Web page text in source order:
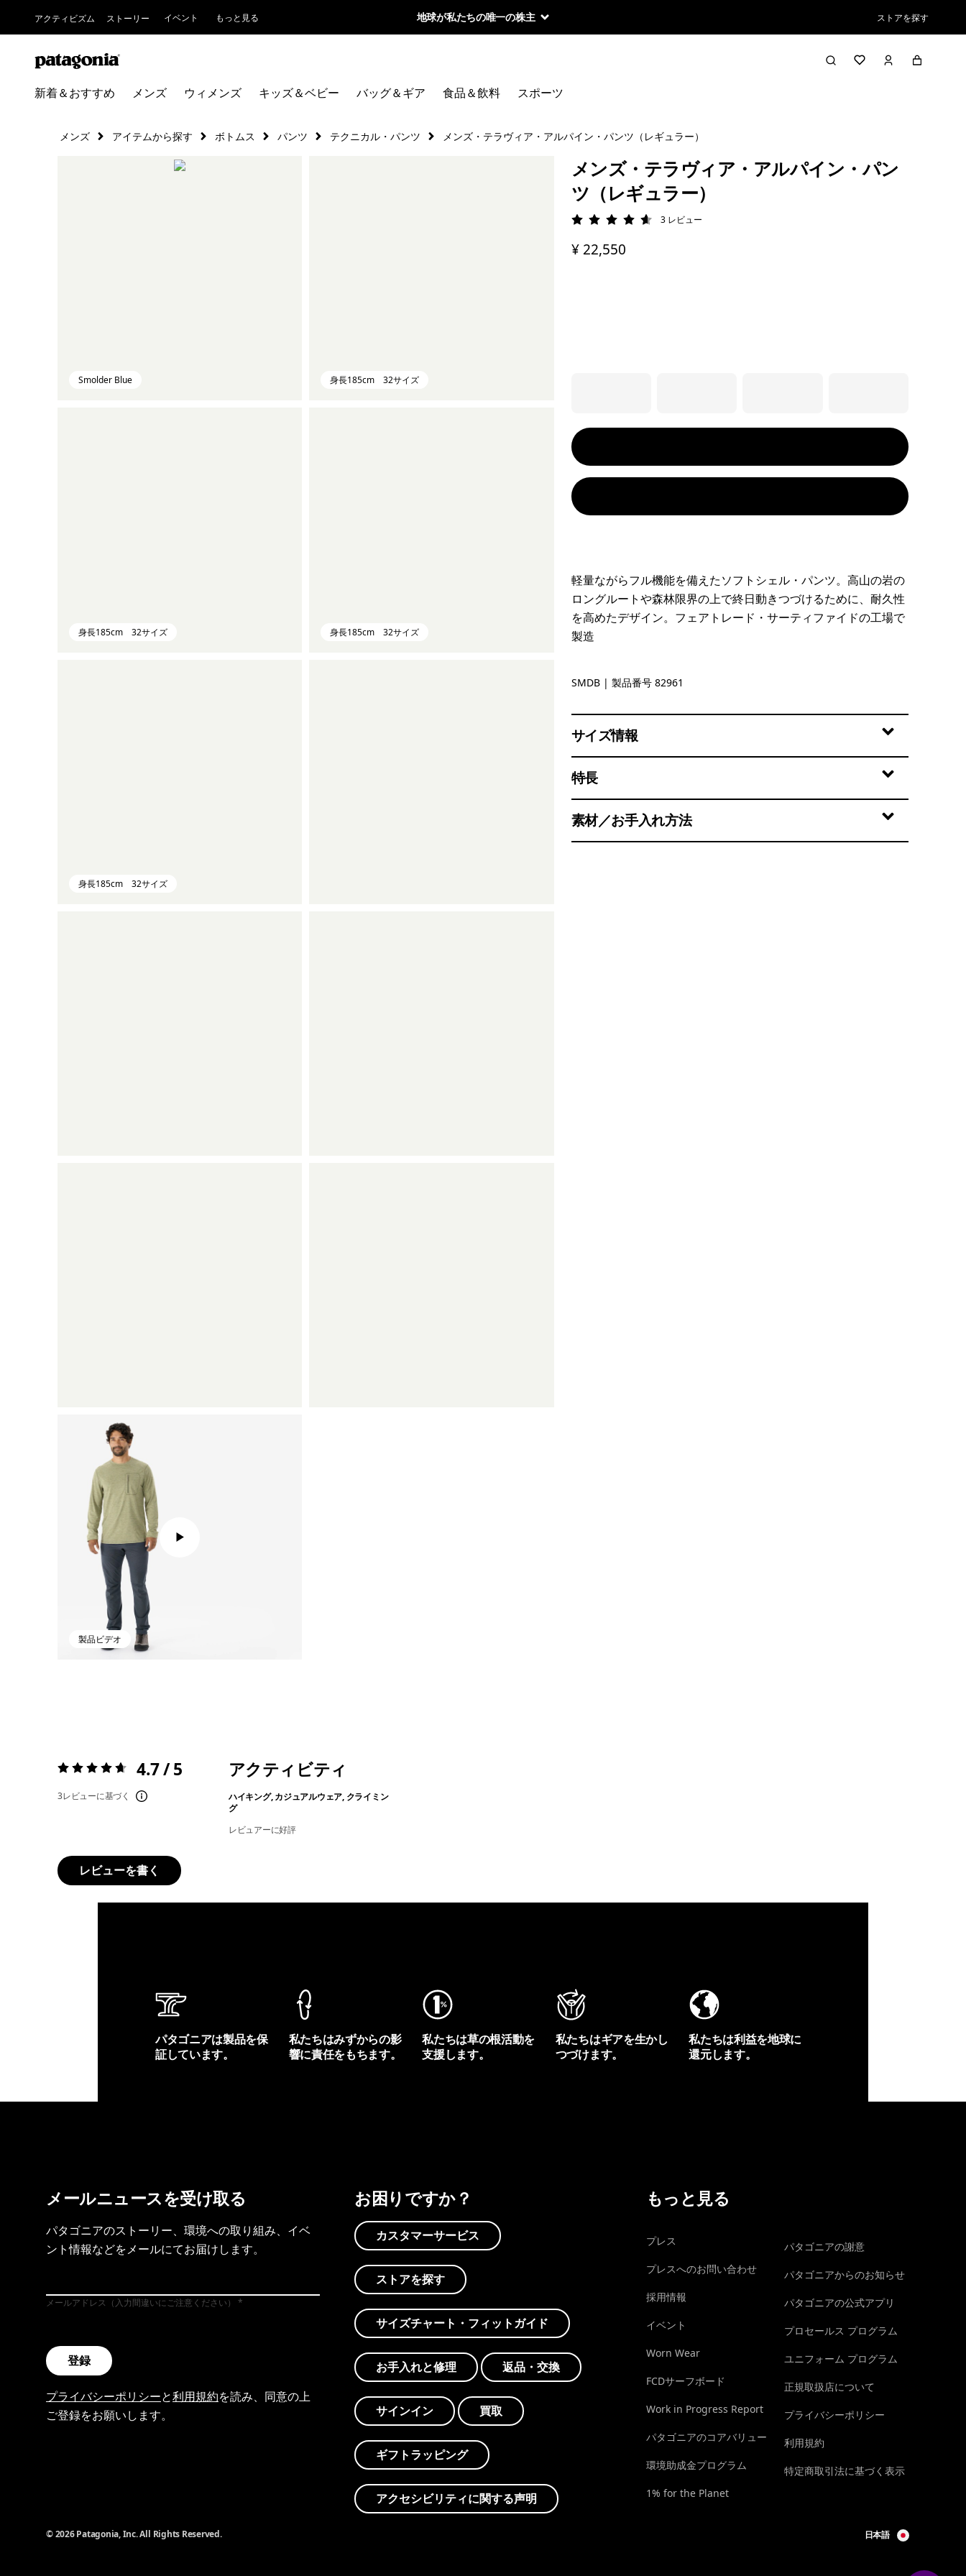
アクティビズム ストーリー イベント もっと見る 地球が私たちの唯一の株主 ストアを探す
新着＆おすすめ メンズ ウィメンズ キッズ＆ベビー バッグ＆ギア 食品＆飲料 スポーツ
メンズ アイテムから探す ボトムス パンツ テクニカル・パンツ メンズ・テラヴィア・アルパイン・パンツ（レギュラー）
Smolder Blue 身長185cm 32サイズ
身長185cm 32サイズ 身長185cm 32サイズ
身長185cm 32サイズ
製品ビデオ
メンズ・テラヴィア・アルパイン・パン
ツ（レギュラー）
評価: 4.7 / 5
3 レビュー
¥ 22,550
軽量ながらフル機能を備えたソフトシェル・パンツ。高山の岩の
ロングルートや森林限界の上で終日動きつづけるために、耐久性
を高めたデザイン。フェアトレード・サーティファイドの工場で
製造
Smolder Blue
SMDB | 製品番号 82961
サイズ情報
特長
素材／お手入れ方法
評価:4.7 / 5 4.7 / 5
3レビューに基づく
アクティビティ
ハイキング, カジュアルウェア, クライミン
グ
レビュアーに好評
レビューを書く
パタゴニアは製品を保
証しています。
私たちはみずからの影
響に責任をもちます。
私たちは草の根活動を
支援します。
私たちはギアを生かし
つづけます。
私たちは利益を地球に
還元します。
メールニュースを受け取る
パタゴニアのストーリー、環境への取り組み、イベ
ント情報などをメールにてお届けします。
メールアドレス（入力間違いにご注意ください）
登録
プライバシーポリシーと利用規約を読み、同意の上
ご登録をお願いします。
お困りですか？
カスタマーサービス
ストアを探す
サイズチャート・フィットガイド
お手入れと修理 返品・交換
サインイン 買取
ギフトラッピング
アクセシビリティに関する声明
もっと見る
プレス
プレスへのお問い合わせ
採用情報
イベント
Worn Wear
FCDサーフボード
Work in Progress Report
パタゴニアのコアバリュー
環境助成金プログラム
1% for the Planet
パタゴニアの謝意
パタゴニアからのお知らせ
パタゴニアの公式アプリ
プロセールス プログラム
ユニフォーム プログラム
正規取扱店について
プライバシーポリシー
利用規約
特定商取引法に基づく表示
© 2026 Patagonia, Inc. All Rights Reserved. 日本語